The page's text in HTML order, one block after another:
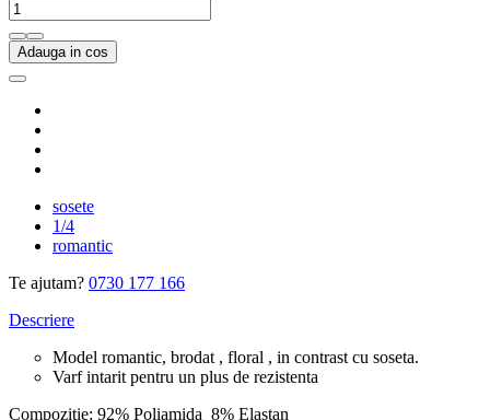
Adauga in cos
sosete
1/4
romantic
Te ajutam? 0730 177 166
Descriere
Model romantic, brodat , floral , in contrast cu soseta.
Varf intarit pentru un plus de rezistenta
Compozitie: 92% Poliamida 8% Elastan